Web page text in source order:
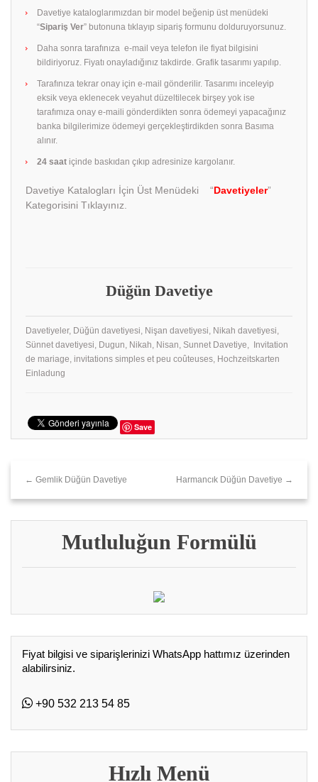
Davetiye kataloglarımızdan bir model beğenip üst menüdeki
“Sipariş Ver” butonuna tıklayıp sipariş formunu dolduruyorsunuz.
Daha sonra tarafınıza e-mail veya telefon ile fiyat bilgisini
bildiriyoruz. Fiyatı onayladığınız takdirde. Grafik tasarımı yapılıp.
Tarafınıza tekrar onay için e-mail gönderilir. Tasarımı inceleyip
eksik veya eklenecek veyahut düzeltilecek birşey yok ise
tarafımıza onay e-maili gönderdikten sonra ödemeyi yapacağınız
banka bilgilerimize ödemeyi gerçekleştirdikden sonra Basıma
alınır.
24 saat içinde baskıdan çıkıp adresinize kargolanır.
Davetiye Katalogları İçin Üst Menüdeki “Davetiyeler”
Kategorisini Tıklayınız.
Düğün Davetiye
Davetiyeler, Düğün davetiyesi, Nişan davetiyesi, Nikah davetiyesi,
Sünnet davetiyesi, Dugun, Nikah, Nisan, Sunnet Davetiye, Invitation
de mariage, invitations simples et peu coûteuses, Hochzeitskarten
Einladung
Save
← Gemlik Düğün Davetiye Harmancık Düğün Davetiye →
Mutluluğun Formülü
Fiyat bilgisi ve siparişlerinizi WhatsApp hattımız üzerinden
alabilirsiniz.
+90 532 213 54 85
Hızlı Menü